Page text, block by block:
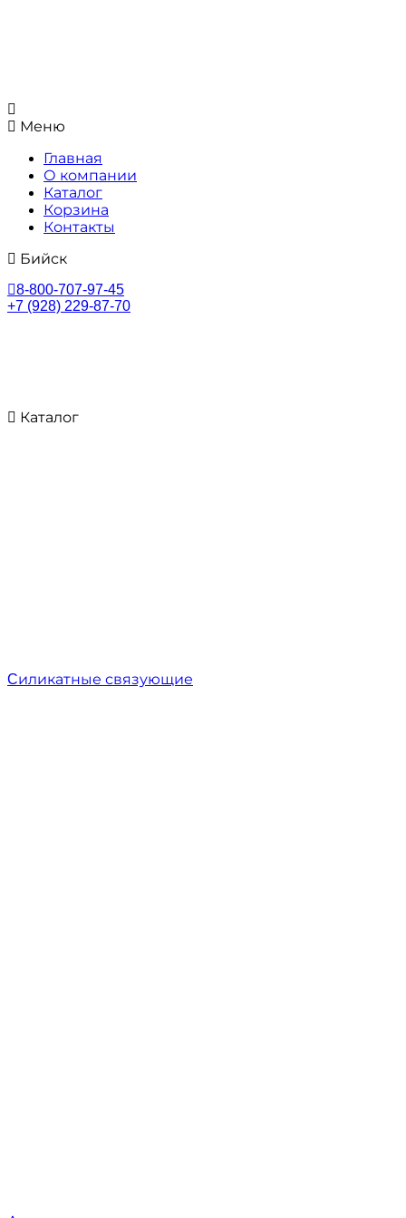
Меню
Главная
О компании
Каталог
Корзина
Контакты
Бийск
8-800-707-97-45
+7 (928) 229-87-70
Каталог
Cиликатные связующие